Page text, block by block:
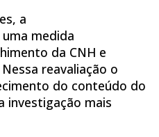
a
medida
da CNH e
reavaliação o
do conteúdo do
investigação mais